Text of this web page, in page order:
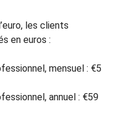
les clients
en euros :
mensuel : €5
annuel : €59